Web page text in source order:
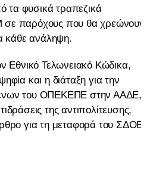
φυσικά τραπεζικά
παρόχους που θα χρεώνουν
κάθε ανάληψη.
Εθνικό Τελωνειακό Κώδικα,
και η διάταξη για την
του ΟΠΕΚΕΠΕ στην ΑΑΔΕ,
της αντιπολίτευσης,
για τη μεταφορά του ΣΔΟΕ